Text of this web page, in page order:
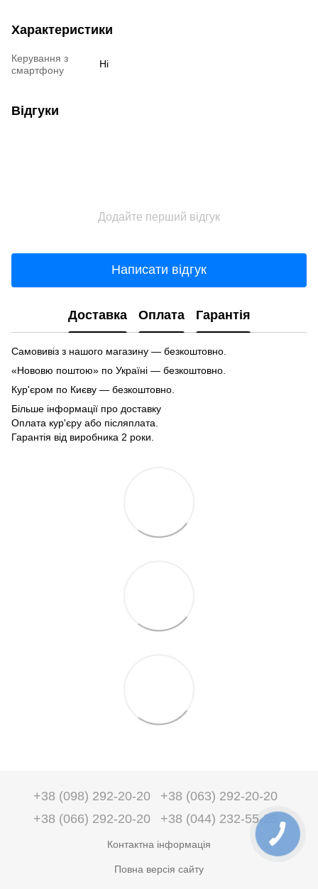
Характеристики
Керування з
смартфону
Ні
Відгуки
Додайте перший відгук
Написати відгук
Доставка Оплата Гарантія
Самовивіз з нашого магазину — безкоштовно.
«Нововю поштою» по Україні — безкоштовно.
Кур'єром по Києву — безкоштовно.
Більше інформації про доставку
Оплата кур'єру або післяплата.
Гарантія від виробника 2 роки.
+38 (098) 292-20-20
+38 (063) 292-20-20
+38 (066) 292-20-20
+38 (044) 232-55-25
Контактна інформація
Повна версія сайту